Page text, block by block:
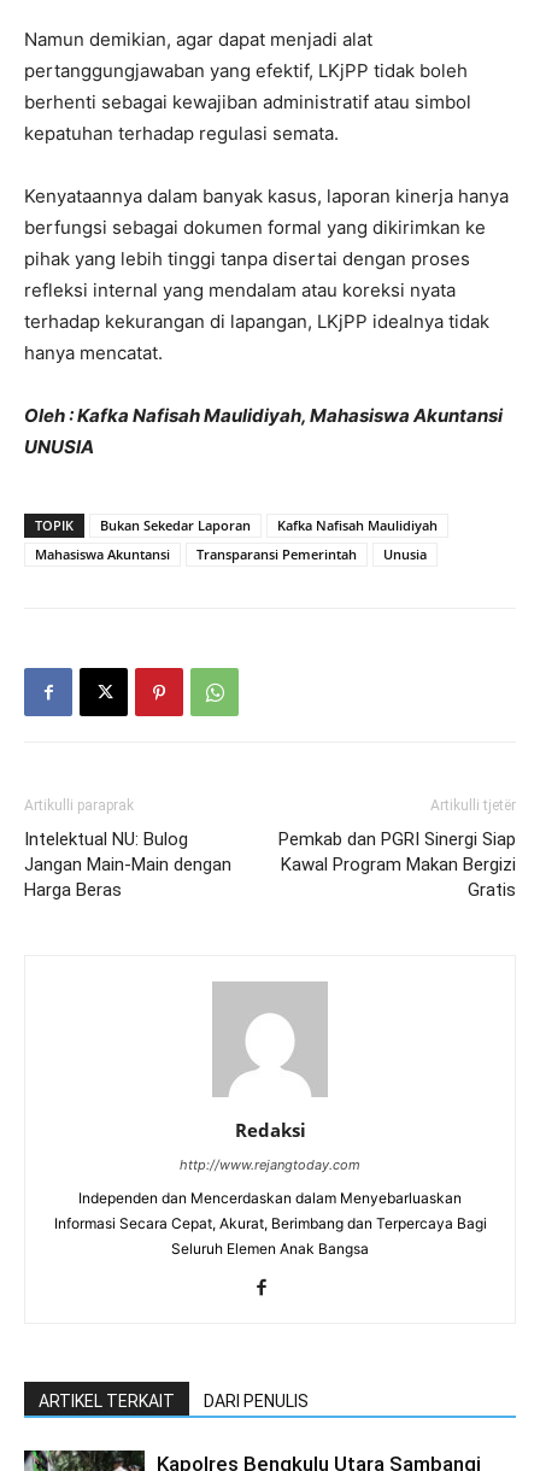
Namun demikian, agar dapat menjadi alat
pertanggungjawaban yang efektif, LKjPP tidak boleh
berhenti sebagai kewajiban administratif atau simbol
kepatuhan terhadap regulasi semata.
Kenyataannya dalam banyak kasus, laporan kinerja hanya
berfungsi sebagai dokumen formal yang dikirimkan ke
pihak yang lebih tinggi tanpa disertai dengan proses
refleksi internal yang mendalam atau koreksi nyata
terhadap kekurangan di lapangan, LKjPP idealnya tidak
hanya mencatat.
Oleh : Kafka Nafisah Maulidiyah, Mahasiswa Akuntansi
UNUSIA
TOPIK Bukan Sekedar Laporan
Kafka Nafisah Maulidiyah
Mahasiswa Akuntansi
Transparansi Pemerintah Unusia
Artikulli paraprak
Intelektual NU: Bulog
Jangan Main‑Main dengan
Harga Beras
Artikulli tjetër
Pemkab dan PGRI Sinergi Siap
Kawal Program Makan Bergizi
Gratis
Redaksi
http://www.rejangtoday.com
Independen dan Mencerdaskan dalam Menyebarluaskan
Informasi Secara Cepat, Akurat, Berimbang dan Terpercaya Bagi
Seluruh Elemen Anak Bangsa
ARTIKEL TERKAIT DARI PENULIS
Kapolres Bengkulu Utara Sambangi